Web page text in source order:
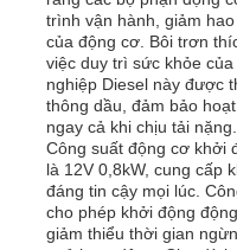
Video
Về chúng tôi
Tham quan nhà máy
trình vận hành, giảm
của động cơ. Bôi trơn
việc duy trì sức khỏe
nghiệp Diesel này được
thông dầu, đảm bảo
ngay cả khi chịu tải nặng.
Công suất động cơ khởi
là 12V 0,8kW, cung cấp
đáng tin cậy mọi lúc.
cho phép khởi động
giảm thiểu thời gian